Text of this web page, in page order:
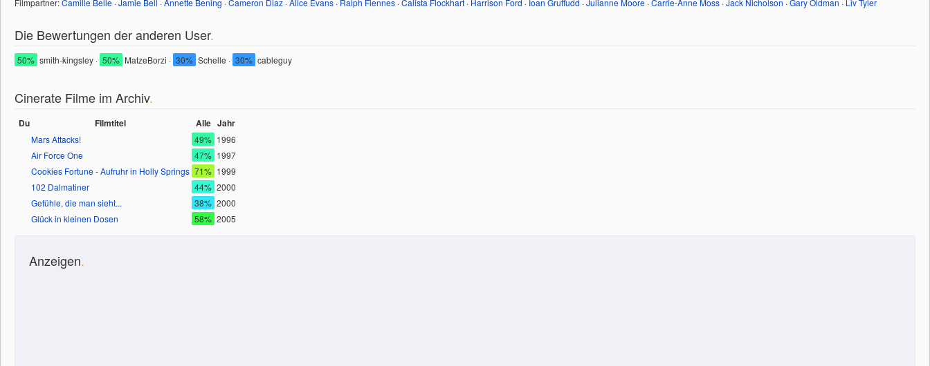
Filmpartner:Camille Belle ·Jamie Bell ·Annette Bening ·Cameron Diaz ·Alice Evans · Ralph Fiennes ·Calista Flockhart · Harrison Ford · Ioan Gruffudd ·Julianne Moore ·Carrie-Anne Moss ·Jack Nicholson ·Gary Oldman · Liv Tyler
Die Bewertungen der anderen User.
50% smith-kingsley · 50% MatzeBorzi · 30% Schelle · 30% cableguy
Cinerate Filme im Archiv.
Du Filmtitel Alle Jahr
Mars Attacks! 49% 1996
Air Force One
47% 1997
Cookies Fortune - Aufruhr in Holly Springs 71% 1999
102 Dalmatiner
44% 2000
Gefühle, die man sieht...
38% 2000
Glück in kleinen Dosen
58% 2005
Anzeigen.